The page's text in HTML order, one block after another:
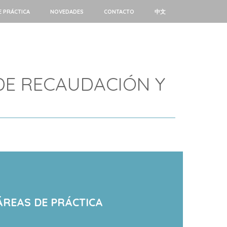
PRÁCTICA NOVEDADES CONTACTO 中文
RECAUDACIÓN Y
DE PRÁCTICA